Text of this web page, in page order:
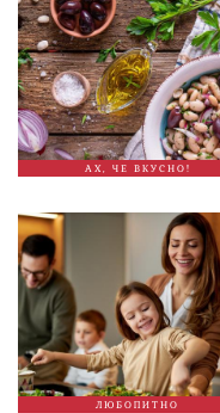
АХ, ЧЕ ВКУСНО!
ЛЮБОПИТНО